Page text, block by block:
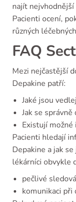
najít
Pacienti ocení,
různých
FAQ
Mezi nejčastější
Depakine patří:
Jaké jsou
Jak se správně
Existují
Pacienti hledají
Depakine a jak
lékárníci obvykle
pečlivé
komunikaci při